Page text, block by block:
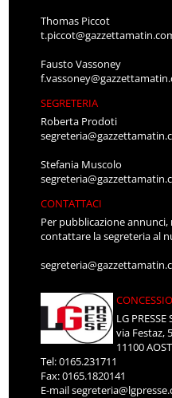
Thomas Piccot
Fausto Vassoney
SEGRETERIA
Roberta Prodoti
Stefania Muscolo
CONTATTACI
Per pubblicazione
contattare la segreteria al
LG PRESSE
via Festaz,
11100
Tel: 0165.231711
Fax: 0165.1820141
E-mail